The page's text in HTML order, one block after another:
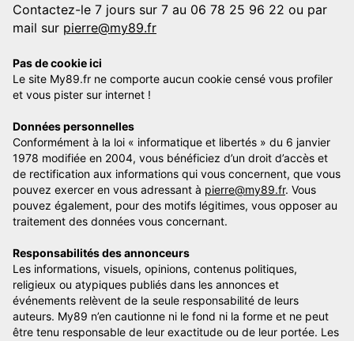
Contactez-le 7 jours sur 7 au 06 78 25 96 22 ou par
mail sur pierre@my89.fr
Pas de cookie ici
Le site My89.fr ne comporte aucun cookie censé vous profiler
et vous pister sur internet !
Données personnelles
Conformément à la loi « informatique et libertés » du 6 janvier
1978 modifiée en 2004, vous bénéficiez d’un droit d’accès et
de rectification aux informations qui vous concernent, que vous
pouvez exercer en vous adressant à pierre@my89.fr. Vous
pouvez également, pour des motifs légitimes, vous opposer au
traitement des données vous concernant.
Responsabilités des annonceurs
Les informations, visuels, opinions, contenus politiques,
religieux ou atypiques publiés dans les annonces et
événements relèvent de la seule responsabilité de leurs
auteurs. My89 n’en cautionne ni le fond ni la forme et ne peut
être tenu responsable de leur exactitude ou de leur portée. Les